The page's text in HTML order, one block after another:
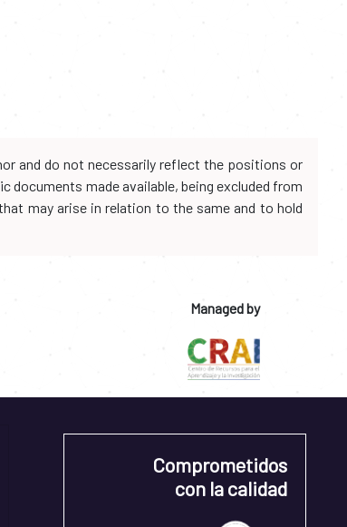
and do not necessarily reflect the positions or
made available, being excluded from
may arise in relation to the same and to hold
Managed by
Comprometidos
con la calidad